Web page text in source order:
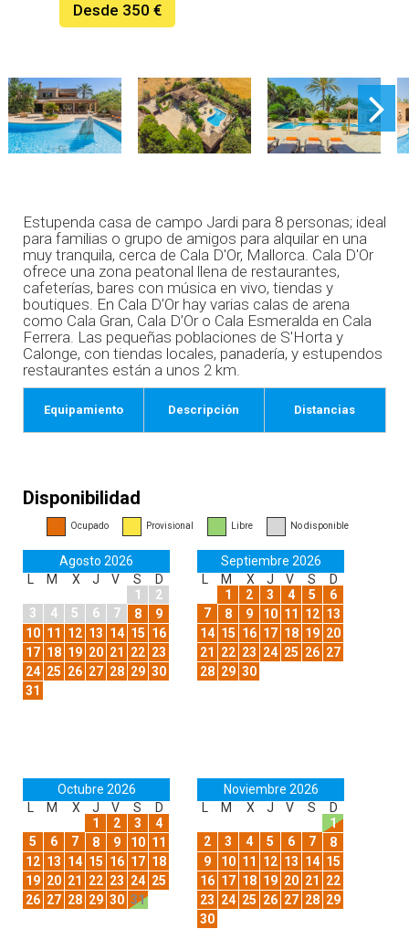
Desde 350 €
Estupenda casa de campo Jardi para 8 personas; ideal
para familias o grupo de amigos para alquilar en una
muy tranquila, cerca de Cala D'Or, Mallorca. Cala D'Or
ofrece una zona peatonal llena de restaurantes,
cafeterías, bares con música en vivo, tiendas y
boutiques. En Cala D’Or hay varias calas de arena
como Cala Gran, Cala D’Or o Cala Esmeralda en Cala
Ferrera. Las pequeñas poblaciones de S'Horta y
Calonge, con tiendas locales, panadería, y estupendos
restaurantes están a unos 2 km.
Equipamiento Descripción Distancias
Disponibilidad
Ocupado Provisional Libre No disponible
Agosto 2026
L
M X J V S
D
1
2
3
4 5 6 7 8
9
10 11 12 13 14 15 16
17 18 19 20 21 22 23
24 25 26 27 28 29 30
31
Septiembre 2026
L
M X J V S
D
1
2 3 4 5
6
7
8 9 10 11 12 13
14 15 16 17 18 19 20
21
22 23 24 25 26 27
28 29 30
Octubre 2026
L
M X J V S
D
1
2 3
4
5
6 7 8 9 10 11
12 13 14 15 16 17 18
19 20 21 22 23 24 25
26 27 28 29 30 31
Noviembre 2026
L
M X J V S
D
1
2
3 4 5 6 7
8
9
10 11 12 13 14 15
16 17 18 19 20 21
22
23 24 25 26 27 28 29
30